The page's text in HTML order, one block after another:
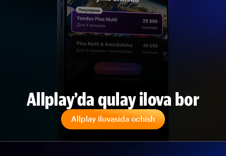
Allplay’da qulay ilova bor
Allplay ilovasida ochish